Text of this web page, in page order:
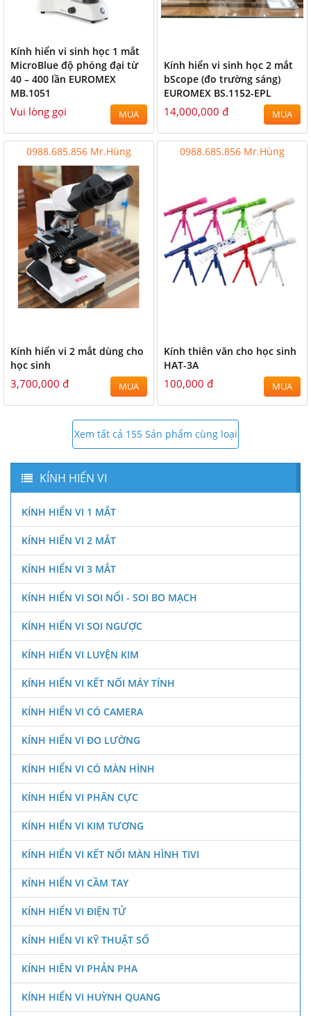
Kính hiển vi sinh học 1 mắt
MicroBlue độ phóng đại từ
40 – 400 lần EUROMEX
MB.1051
Vui lòng gọi MUA
Kính hiển vi sinh học 2 mắt
bScope (đo trường sáng)
EUROMEX BS.1152-EPL
14,000,000 đ MUA
0988.685.856 Mr.Hùng
Kính hiển vi 2 mắt dùng cho
học sinh
3,700,000 đ MUA
0988.685.856 Mr.Hùng
Kính thiên văn cho học sinh
HAT-3A
100,000 đ MUA
Xem tất cả 155 Sản phẩm cùng loại
KÍNH HIỂN VI
KÍNH HIỂN VI 1 MẮT
KÍNH HIỂN VI 2 MẮT
KÍNH HIỂN VI 3 MẮT
KÍNH HIỂN VI SOI NỔI - SOI BO MẠCH
KÍNH HIỂN VI SOI NGƯỢC
KÍNH HIỂN VI LUYỆN KIM
KÍNH HIỂN VI KẾT NỐI MÁY TÍNH
KÍNH HIỂN VI CÓ CAMERA
KÍNH HIỂN VI ĐO LƯỜNG
KÍNH HIỂN VI CÓ MÀN HÌNH
KÍNH HIỂN VI PHÂN CỰC
KÍNH HIỂN VI KIM TƯƠNG
KÍNH HIỂN VI KẾT NỐI MÀN HÌNH TIVI
KÍNH HIỂN VI CẦM TAY
KÍNH HIỂN VI ĐIỆN TỬ
KÍNH HIỂN VI KỸ THUẬT SỐ
KÍNH HIÊN VI PHẢN PHA
KÍNH HIỂN VI HUỲNH QUANG